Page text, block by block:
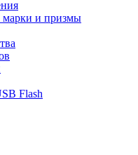
и призмы
Flash